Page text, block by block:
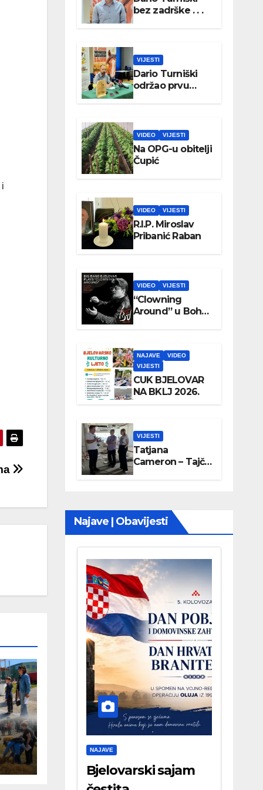
bez zadrške . . .
VIJESTI
Dario Turniški
održao prvu
konferenciju za
VIDEO VIJESTI
Na OPG-u obitelji
Čupić
VIDEO VIJESTI
R.I.P. Miroslav
Pribanić Raban
VIDEO VIJESTI
“Clowning
Around” u Boho
parku
NAJAVE
VIDEO
VIJESTI
CUK BJELOVAR
NA BKLJ 2026.
VIJESTI
Tatjana
Cameron – Tajči
posjetila
Najave | Obavijesti
NAJAVE
Bjelovarski sajam